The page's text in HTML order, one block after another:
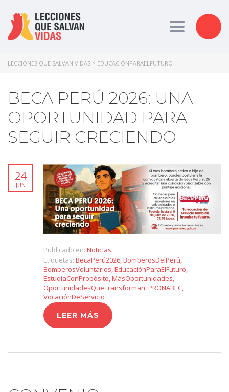
Toggle
LECCIONES QUE SALVAN VIDAS > EDUCACIÓNPARAELFUTURO
BECA PERÚ 2026: UNA
OPORTUNIDAD PARA
SEGUIR CRECIENDO
24
JUN
Publicado en: Noticias
Etiquetas: BecaPerú2026,BomberosDelPerú,
BomberosVoluntarios,EducaciónParaElFuturo,
EstudiaConPropósito,MásOportunidades,
OportunidadesQueTransforman,PRONABEC,
VocaciónDeServicio
LEER MÁS